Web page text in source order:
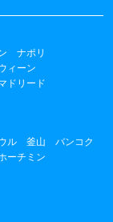
ナポリ
ィーン
ドリード
ル 釜山
バンコク
ーチミン